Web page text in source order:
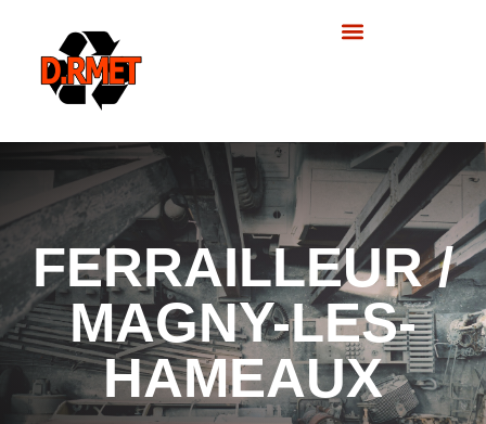
FERRAILLEUR /
MAGNY-LES-
HAMEAUX